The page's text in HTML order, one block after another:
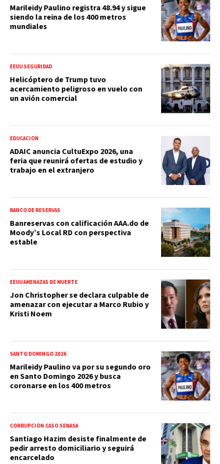
Marileidy Paulino registra 48.94 y sigue
siendo la reina de los 400 metros
mundiales
EEUU SEGURIDAD
Helicóptero de Trump tuvo
acercamiento peligroso en vuelo con
un avión comercial
EDUCACIÓN
ADAIC anuncia CultuExpo 2026, una
feria que reunirá ofertas de estudio y
trabajo en el extranjero
BANCO DE RESERVAS
Banreservas con calificación AAA.do de
Moody’s Local RD con perspectiva
estable
EEUU AMENAZAS DE MUERTE
Jon Christopher se declara culpable de
amenazar con ejecutar a Marco Rubio y
Kristi Noem
SANTO DOMINGO 2026
Marileidy Paulino va por su segundo oro
en Santo Domingo 2026 y busca
coronarse en los 400 metros
CORRUPCIÓN CASO SENASA
Santiago Hazim desiste finalmente de
pedir arresto domiciliario y seguirá
encarcelado